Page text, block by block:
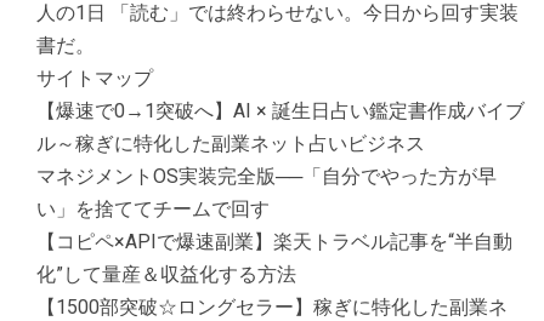
人の1日 「読む」では終わらせない。今日から回す実装
書だ。
サイトマップ
【爆速で0→1突破へ】AI × 誕生日占い鑑定書作成バイブ
ル～稼ぎに特化した副業ネット占いビジネス
マネジメントOS実装完全版──「自分でやった方が早
い」を捨ててチームで回す
【コピペ×APIで爆速副業】楽天トラベル記事を“半自動
化”して量産＆収益化する方法
【1500部突破☆ロングセラー】稼ぎに特化した副業ネ